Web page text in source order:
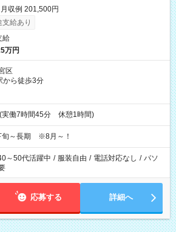
収例 201,500円
給あり
給
万円
区
から徒歩3分
実働7時間45分 休憩1時間)
旬～長期 ※8月～！
～50代活躍中 / 服装自由 / 電話対応なし / パソ
応募する 詳細へ